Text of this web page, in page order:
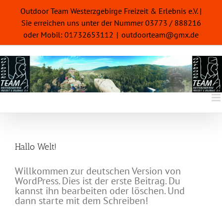
Inhalt
springen
Outdoor Team Westerzgebirge Freizeit & Erlebnis e.V. |
Sie erreichen uns unter der Nummer 03773 / 888216
oder Mobil: 01732653112 | outdoorteam@gmx.de
Hallo Welt!
Willkommen zur deutschen Version von
WordPress. Dies ist der erste Beitrag. Du
kannst ihn bearbeiten oder löschen. Und
dann starte mit dem Schreiben!